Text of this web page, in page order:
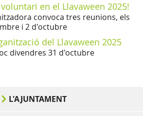
en el Llavaween 2025!
convoca tres reunions, els
i 2 d'octubre
del Llavaween 2025
divendres 31 d'octubre
L'AJUNTAMENT